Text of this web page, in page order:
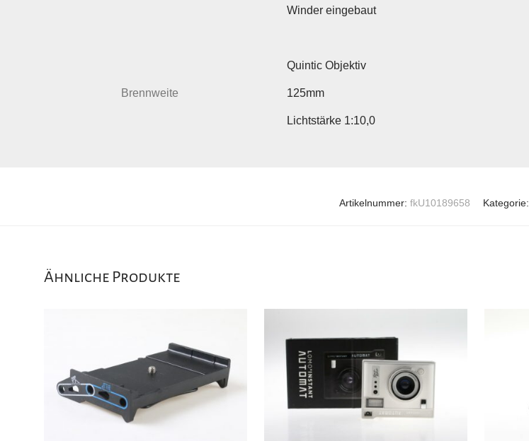
Winder eingebaut
Quintic Objektiv
Brennweite 125mm
Lichtstärke 1:10,0
Artikelnummer: fkU10189658 Kategorie:
Ähnliche Produkte